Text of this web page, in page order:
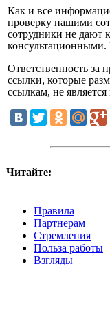
Как и все
проверку нашими
сотрудники не дают
Ответственность за
ссылки, которые
ссылкам, не
Читайте:
Правила
Партнерам
Стремления
Польза работы
Взгляды